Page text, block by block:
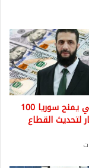
البنك الدولي يمنح سوريا 100
لتحديث القطاع